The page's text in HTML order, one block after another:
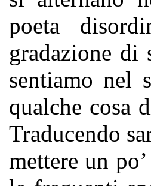
poeta
gradazione di
sentiamo nel
qualche cosa
Traducendo
mettere un